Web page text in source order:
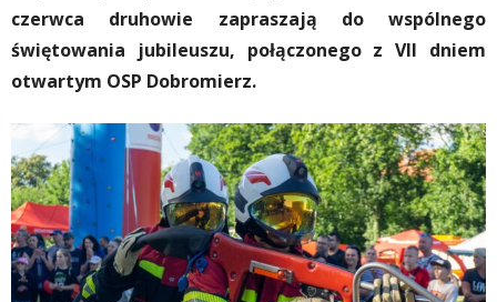
czerwca druhowie zapraszają do wspólnego
świętowania jubileuszu, połączonego z VII dniem
otwartym OSP Dobromierz.